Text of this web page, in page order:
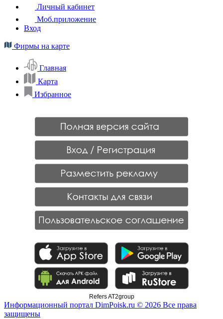
Личный кабинет
Моб.приложение
Вход
Фирмы на карте
Главная
Карта
Избранное
Refers AT2group
Информационный портал DimPoisk.ru © 2026 Все права
защищены